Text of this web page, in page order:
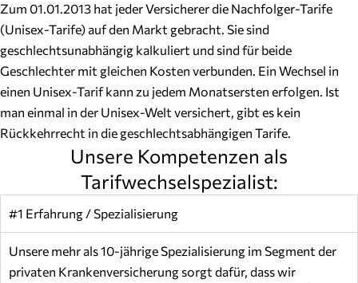
Zum 01.01.2013 hat jeder Versicherer die Nachfolger-Tarife
(Unisex-Tarife) auf den Markt gebracht. Sie sind
geschlechtsunabhängig kalkuliert und sind für beide
Geschlechter mit gleichen Kosten verbunden. Ein Wechsel in
einen Unisex-Tarif kann zu jedem Monatsersten erfolgen. Ist
man einmal in der Unisex-Welt versichert, gibt es kein
Rückkehrrecht in die geschlechtsabhängigen Tarife.
Unsere Kompetenzen als
Tarifwechselspezialist:
#1 Erfahrung / Spezialisierung
Unsere mehr als 10-jährige Spezialisierung im Segment der
privaten Krankenversicherung sorgt dafür, dass wir